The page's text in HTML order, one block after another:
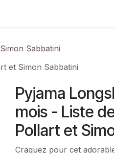
Sabbatini
et Simon Sabbatini
Pyjama
mois - Liste
Pollart et
Craquez pour cet